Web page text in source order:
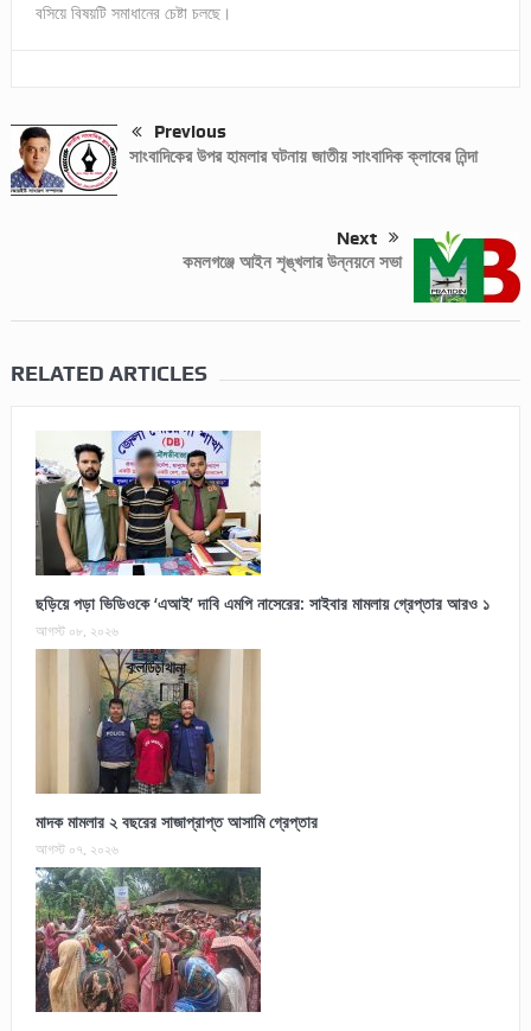
বসিয়ে বিষয়টি সমাধানের চেষ্টা চলছে।
Previous
সাংবাদিকের উপর হামলার ঘটনায় জাতীয় সাংবাদিক ক্লাবের নিন্দা
Next
কমলগঞ্জে আইন শৃঙ্খলার উন্নয়নে সভা
RELATED ARTICLES
ছড়িয়ে পড়া ভিডিওকে ‘এআই’ দাবি এমপি নাসেরের: সাইবার মামলায় গ্রেপ্তার আরও ১
আগস্ট ০৮, ২০২৬
মাদক মামলার ২ বছরের সাজাপ্রাপ্ত আসামি গ্রেপ্তার
আগস্ট ০৭, ২০২৬